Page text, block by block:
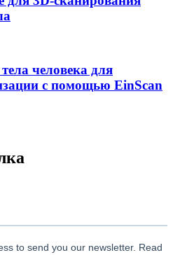
человека для
с помощью EinScan